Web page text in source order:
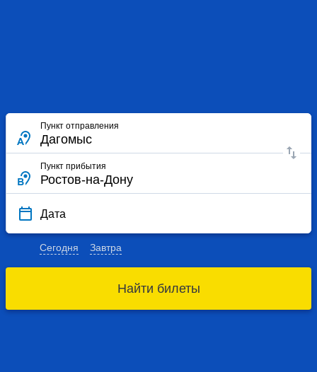
Пункт отправления
Пункт прибытия
Дата
Сегодня Завтра
Найти билеты